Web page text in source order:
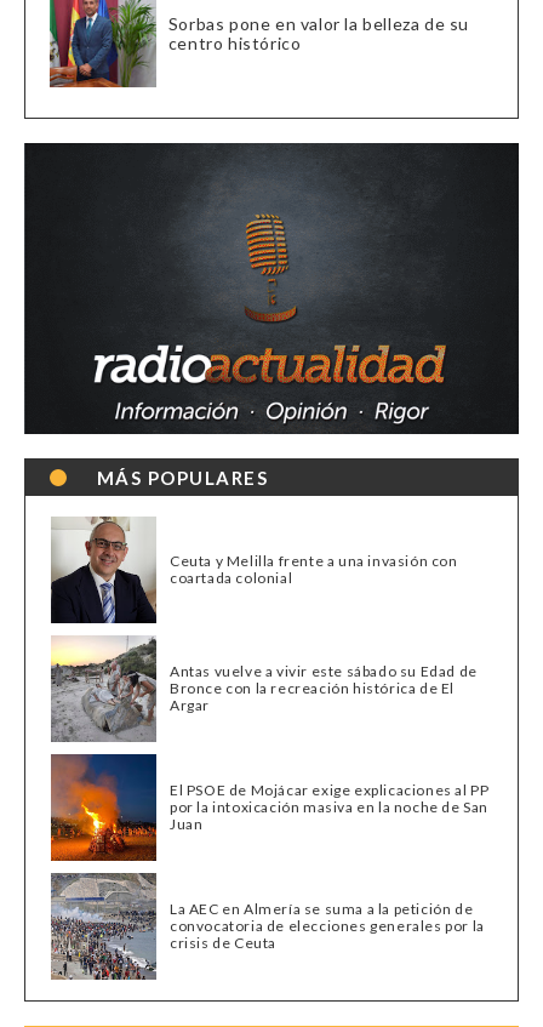
Sorbas pone en valor la belleza de su
centro histórico
MÁS POPULARES
Ceuta y Melilla frente a una invasión con
coartada colonial
Antas vuelve a vivir este sábado su Edad de
Bronce con la recreación histórica de El
Argar
El PSOE de Mojácar exige explicaciones al PP
por la intoxicación masiva en la noche de San
Juan
La AEC en Almería se suma a la petición de
convocatoria de elecciones generales por la
crisis de Ceuta